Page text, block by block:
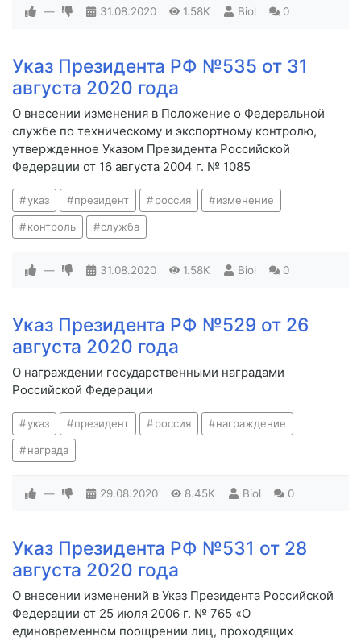
— 31.08.2020 1.58K Biol 0
Указ Президента РФ №535 от 31
августа 2020 года
О внесении изменения в Положение о Федеральной
службе по техническому и экспортному контролю,
утвержденное Указом Президента Российской
Федерации от 16 августа 2004 г. № 1085
указ президент россия изменение
контроль служба
— 31.08.2020 1.58K Biol 0
Указ Президента РФ №529 от 26
августа 2020 года
О награждении государственными наградами
Российской Федерации
указ президент россия награждение
награда
— 29.08.2020 8.45K Biol 0
Указ Президента РФ №531 от 28
августа 2020 года
О внесении изменений в Указ Президента Российской
Федерации от 25 июля 2006 г. № 765 «О
единовременном поощрении лиц, проходящих